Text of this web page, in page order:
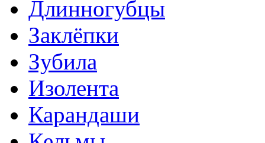
Длинногубцы
Заклёпки
Зубила
Изолента
Карандаши